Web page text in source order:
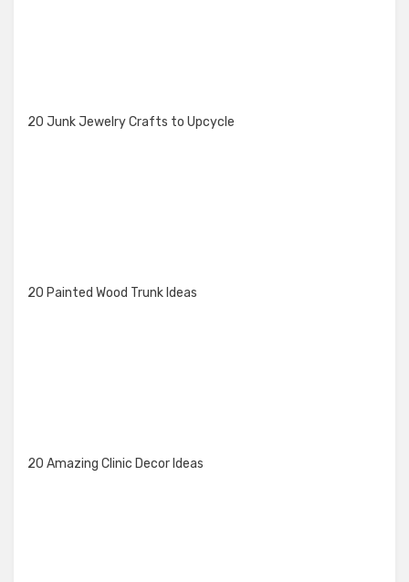
20 Junk Jewelry Crafts to Upcycle
20 Painted Wood Trunk Ideas
20 Amazing Clinic Decor Ideas